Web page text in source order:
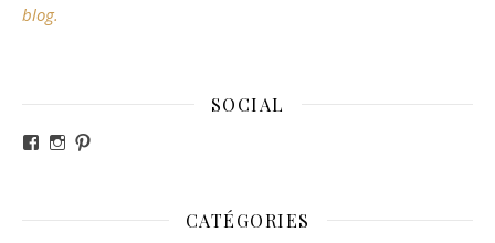
blog.
SOCIAL
Voir le profil de revesdefripouilles sur Facebook
Voir le profil de claire_revesdefripouilles sur
CATÉGORIES